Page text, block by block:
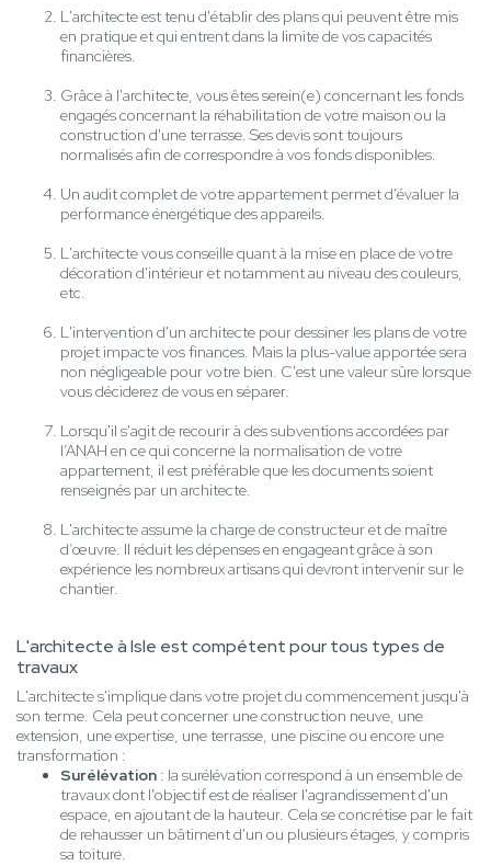
L'architecte est tenu d'établir des plans qui peuvent être mis
en pratique et qui entrent dans la limite de vos capacités
financières.
Grâce à l'architecte, vous êtes serein(e) concernant les fonds
engagés concernant la réhabilitation de votre maison ou la
construction d'une terrasse. Ses devis sont toujours
normalisés afin de correspondre à vos fonds disponibles.
Un audit complet de votre appartement permet d'évaluer la
performance énergétique des appareils.
L'architecte vous conseille quant à la mise en place de votre
décoration d'intérieur et notamment au niveau des couleurs,
etc.
L'intervention d'un architecte pour dessiner les plans de votre
projet impacte vos finances. Mais la plus-value apportée sera
non négligeable pour votre bien. C'est une valeur sûre lorsque
vous déciderez de vous en séparer.
Lorsqu'il s'agit de recourir à des subventions accordées par
l’ANAH en ce qui concerne la normalisation de votre
appartement, il est préférable que les documents soient
renseignés par un architecte.
L'architecte assume la charge de constructeur et de maître
d’œuvre. Il réduit les dépenses en engageant grâce à son
expérience les nombreux artisans qui devront intervenir sur le
chantier.
L'architecte à Isle est compétent pour tous types de
travaux
L'architecte s'implique dans votre projet du commencement jusqu'à
son terme. Cela peut concerner une construction neuve, une
extension, une expertise, une terrasse, une piscine ou encore une
transformation :
Surélévation : la surélévation correspond à un ensemble de
travaux dont l'objectif est de réaliser l'agrandissement d'un
espace, en ajoutant de la hauteur. Cela se concrétise par le fait
de rehausser un bâtiment d'un ou plusieurs étages, y compris
sa toiture.